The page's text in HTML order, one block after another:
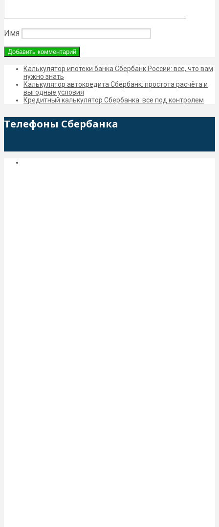
Имя
Калькулятор ипотеки банка Сбербанк России: все, что вам
нужно знать
Калькулятор автокредита Сбербанк: простота расчёта и
выгодные условия
Кредитный калькулятор Сбербанка: все под контролем
Телефоны Сбербанка